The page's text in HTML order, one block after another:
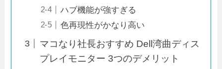
ハブ機能が強すぎる
色再現性がかなり高い
マコなり社長おすすめ Dell湾曲ディス
プレイモニター 3つのデメリット